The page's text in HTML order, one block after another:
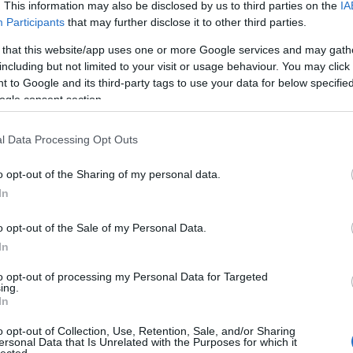
This information may also be disclosed by us to third parties on the
Participants that may further disclose it to other third parties.
that this website/app uses one or more Google services and may
but not limited to your visit or usage behaviour. You may
to Google and its third-party tags to use your data for below
consent section.
Data Processing Opt Outs
opt-out of the Sharing of my personal data.
opt-out of the Sale of my Personal Data.
opt-out of processing my Personal Data for Targeted
opt-out of Collection, Use, Retention, Sale, and/or Sharing
Data that Is Unrelated with the Purposes for which it
valamiért büntetni, amiért egyébként egyáltalán nem kellene.
látszólag egy olyan korszakról szól, mikor az emberek lemondtak
hogy a politika eszközeivel fogják elrendezni az ügyeiket, lemondtak
közösségben fognak élni, és jobb híján megpróbálják a
szempontjait érvényesíteni a mindennapokban. Ameddig
február 19., szerda, 19:00 és február 23., vasárnap, 17:00
Tetszik 0
Ajánlott bejegyzések: